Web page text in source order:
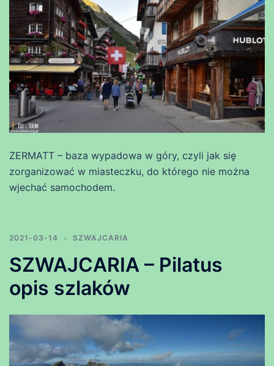
ZERMATT – baza wypadowa w góry, czyli jak się
zorganizować w miasteczku, do którego nie można
wjechać samochodem.
2021-03-14 SZWAJCARIA
SZWAJCARIA – Pilatus
opis szlaków